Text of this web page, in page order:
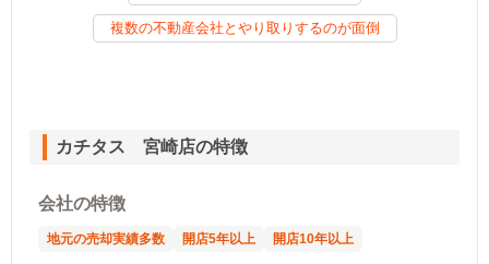
複数の不動産会社とやり取りするのが面倒
カチタス 宮崎店の特徴
会社の特徴
地元の売却実績多数 開店5年以上 開店10年以上